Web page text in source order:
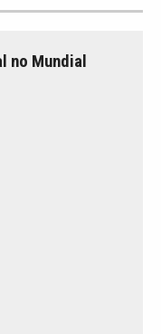
no Mundial